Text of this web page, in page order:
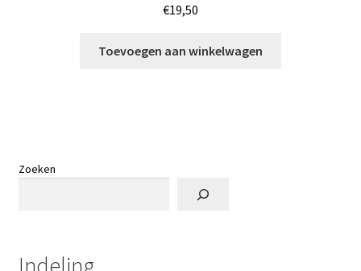
€19,50
Toevoegen aan winkelwagen
Zoeken